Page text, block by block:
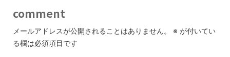
comment
メールアドレスが公開されることはありません。 ※ が付いてい
る欄は必須項目です